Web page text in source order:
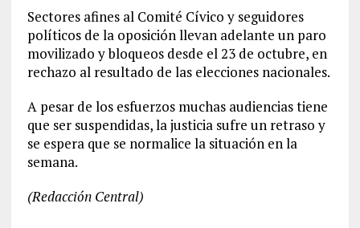
Sectores afines al Comité Cívico y seguidores
políticos de la oposición llevan adelante un paro
movilizado y bloqueos desde el 23 de octubre, en
rechazo al resultado de las elecciones nacionales.
A pesar de los esfuerzos muchas audiencias tiene
que ser suspendidas, la justicia sufre un retraso y
se espera que se normalice la situación en la
semana.
(Redacción Central)